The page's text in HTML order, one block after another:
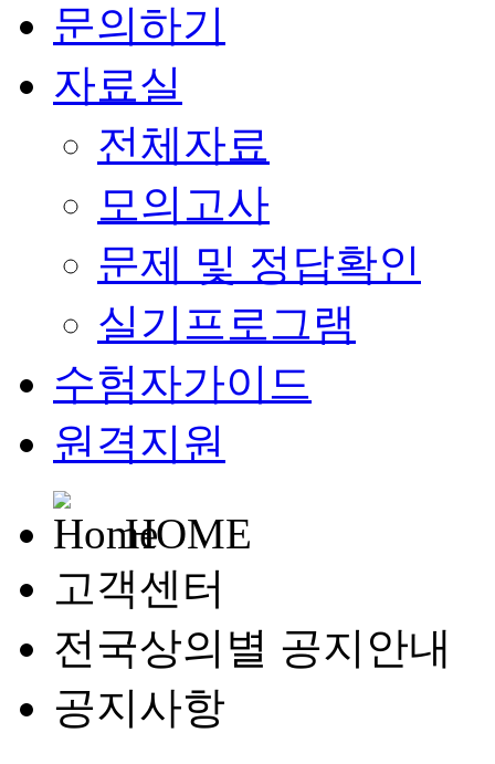
문의하기
자료실
전체자료
모의고사
문제 및 정답확인
실기프로그램
수험자가이드
원격지원
HOME
고객센터
전국상의별 공지안내
공지사항